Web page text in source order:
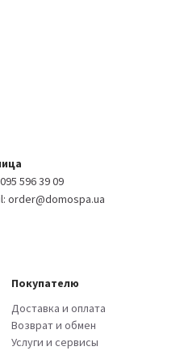
095 596 39 09
order@domospa.ua
Покупателю
Доставка и оплата
Возврат и обмен
Услуги и сервисы